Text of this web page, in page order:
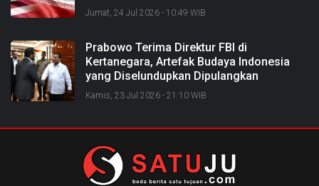
Jumat, 24 Jul 2026 - 10:49 WIB
Prabowo Terima Direktur FBI di
Kertanegara, Artefak Budaya Indonesia
yang Diselundupkan Dipulangkan
Kamis, 23 Jul 2026 - 21:10 WIB